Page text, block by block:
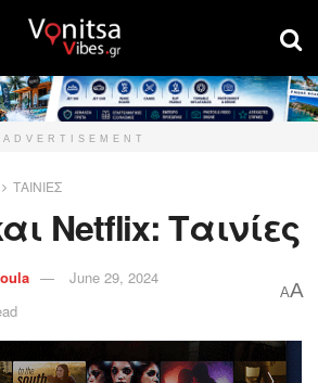
ADVERTISEMENT
ΤΑΙΝΙΕΣ
Netflix: Ταινίες
June 29, 2024
AA